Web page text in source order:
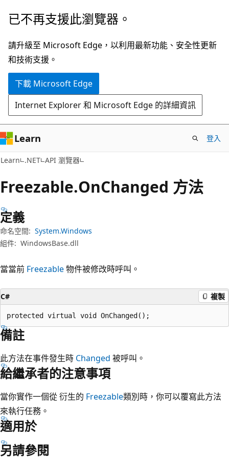
跳
主
要
內
跳
頁
面
內
覽
已不再支援此瀏覽器。
請升級至 Microsoft Edge，以利用最新功能、安全性更新
和技術支援。
下載 Microsoft Edge
Internet Explorer 和 Microsoft Edge 的詳細資訊
Learn 登入
Learn .NET API 瀏覽器
Freezable.OnChanged 方法
定義
命名空間: System.Windows
組件: WindowsBase.dll
當當前 Freezable物件被修改時呼叫。
C# 複製
protected virtual void OnChanged();
備註
此方法在事件發生時 Changed 被呼叫。
給繼承者的注意事項
當你實作一個從 衍生的 Freezable類別時，你可以覆寫此方法
來執行任務。
適用於
另請參閱